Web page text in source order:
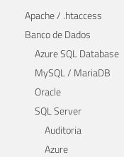
Apache / .htaccess
Banco de Dados
Azure SQL Database
MySQL / MariaDB
Oracle
SQL Server
Auditoria
Azure